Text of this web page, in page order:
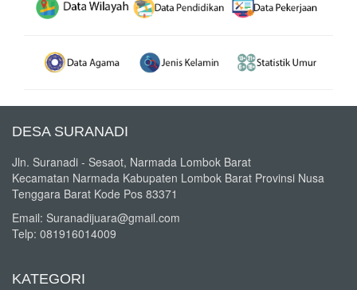
DESA SURANADI
Jln. Suranadi - Sesaot, Narmada Lombok Barat
Kecamatan Narmada Kabupaten Lombok Barat Provinsi Nusa
Tenggara Barat Kode Pos 83371
Email: Suranadijuara@gmail.com
Telp: 081916014009
KATEGORI